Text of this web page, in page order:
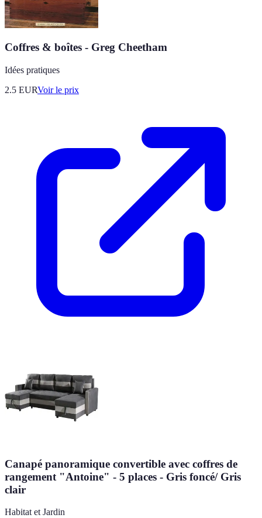
Coffres & boîtes - Greg Cheetham
Idées pratiques
2.5 EURVoir le prix
Canapé panoramique convertible avec coffres de
rangement "Antoine" - 5 places - Gris foncé/ Gris
clair
Habitat et Jardin